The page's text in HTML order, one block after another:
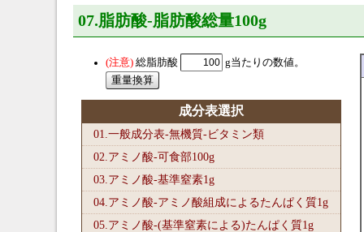
07.脂肪酸-脂肪酸総量100g
総脂肪酸 g当たりの数値。
成分表選択
01.一般成分表-無機質-ビタミン類
02.アミノ酸-可食部100g
03.アミノ酸-基準窒素1g
04.アミノ酸-アミノ酸組成によるたんぱく質1g
05.アミノ酸-(基準窒素による)たんぱく質1g